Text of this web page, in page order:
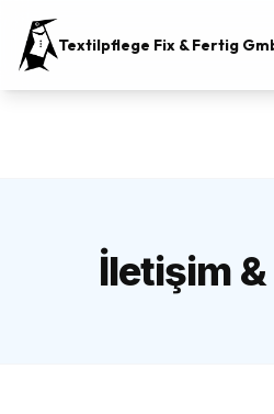
Textilpflege Fix & Fertig
İletişim